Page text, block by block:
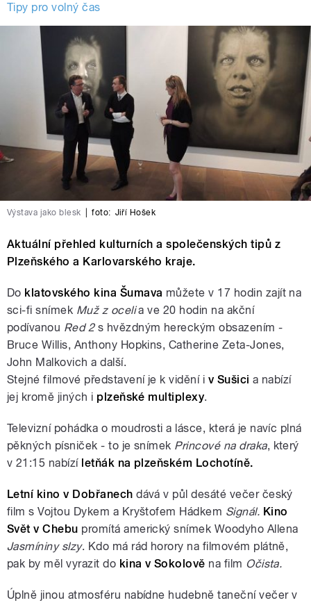
Tipy pro volný čas
Výstava jako blesk foto: Jiří Hošek
Aktuální přehled kulturních a společenských tipů z
Plzeňského a Karlovarského kraje.
Do klatovského kina Šumava můžete v 17 hodin zajít na
sci-fi snímek Muž z ocelia ve 20 hodin na akční
podívanou Red 2s hvězdným hereckým obsazením -
Bruce Willis, Anthony Hopkins, Catherine Zeta-Jones,
John Malkovich a další.
Stejné filmové představení je k vidění i v Sušici a nabízí
jej kromě jiných i plzeňské multiplexy.
Televizní pohádka o moudrosti a lásce, která je navíc plná
pěkných písniček - to je snímek Princové na draka, který
v 21:15 nabízí letňák na plzeňském Lochotíně.
Letní kino v Dobřanech dává v půl desáté večer český
film s Vojtou Dykem a Kryštofem Hádkem Signál. Kino
Svět v Chebu promítá americký snímek Woodyho Allena
Jasmíniny slzy. Kdo má rád horory na filmovém plátně,
pak by měl vyrazit do kina v Sokolově na film Očista.
Úplně jinou atmosféru nabídne hudebně taneční večer v